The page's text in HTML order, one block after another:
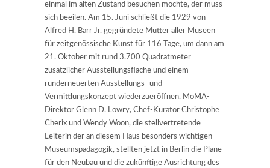
einmal im alten Zustand besuchen möchte, der muss
sich beeilen. Am 15. Juni schließt die 1929 von
Alfred H. Barr Jr. gegründete Mutter aller Museen
für zeitgenössische Kunst für 116 Tage, um dann am
21. Oktober mit rund 3.700 Quadratmeter
zusätzlicher Ausstellungsfläche und einem
runderneuerten Ausstellungs- und
Vermittlungskonzept wiederzueröffnen. MoMA-
Direktor Glenn D. Lowry, Chef-Kurator Christophe
Cherix und Wendy Woon, die stellvertretende
Leiterin der an diesem Haus besonders wichtigen
Museumspädagogik, stellten jetzt in Berlin die Pläne
für den Neubau und die zukünftige Ausrichtung des